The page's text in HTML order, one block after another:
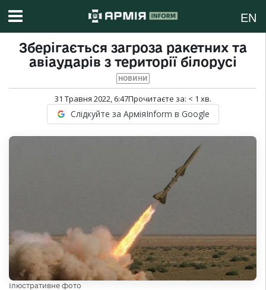
EN
Зберігається загроза ракетних та
авіаударів з території білорусі
НОВИНИ
31 Травня 2022, 6:47Прочитаєте за: < 1 хв.
Слідкуйте за АрміяInform в Google
Ілюстративне фото